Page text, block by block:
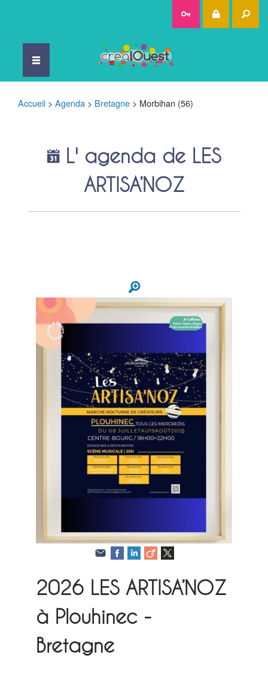
Accueil > Agenda > Bretagne > Morbihan (56)
L' agenda de LES
ARTISA’NOZ
2026 LES ARTISA’NOZ
à Plouhinec -
Bretagne